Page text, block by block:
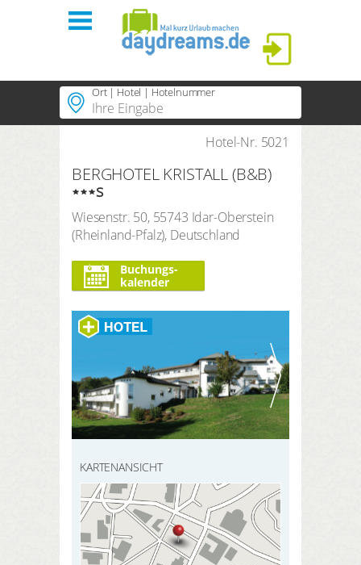
Passwort vergessen?
HIER REGISTRIEREN
Startseite
Themen
PLUS-Hotels
ANMELDEN
Ort | Hotel | Hotelnummer
Beliebte Themen
Beliebte Hotels
Dauer
Suchzeitraum
Anreise Abreise
Anzahl Reisende | Zimmer
2Erwachsene
SUCHEN
Hotel-Nr. 5021
BERGHOTEL KRISTALL (B&B)
s
Wiesenstr. 50, 55743 Idar-Oberstein
(Rheinland-Pfalz), Deutschland
Buchungs-
kalender
KARTENANSICHT